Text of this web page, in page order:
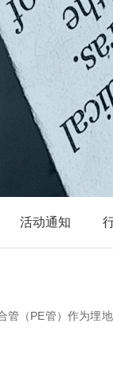
活动通知
（PE管）作为埋